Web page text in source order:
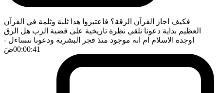
فكيف اجاز القرآن الرقة؟ فاعتبروا هذا ثلبة وثلمة في القرآن
العظيم بداية دعونا نلقي نظرة تاريخية على قضية الرب هل الرق
اوجده الاسلام ام انه موجود منذ فجر البشرية ودعونا نتساءل -
00:00:41ضَ